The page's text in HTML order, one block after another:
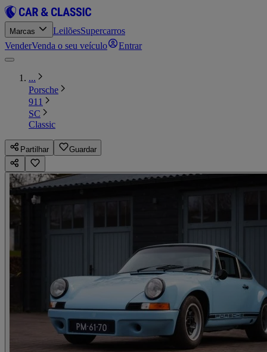
Marcas LeilõesSupercarros
VenderVenda o seu veículo Entrar
...
Porsche
911
SC
Classic
Partilhar Guardar